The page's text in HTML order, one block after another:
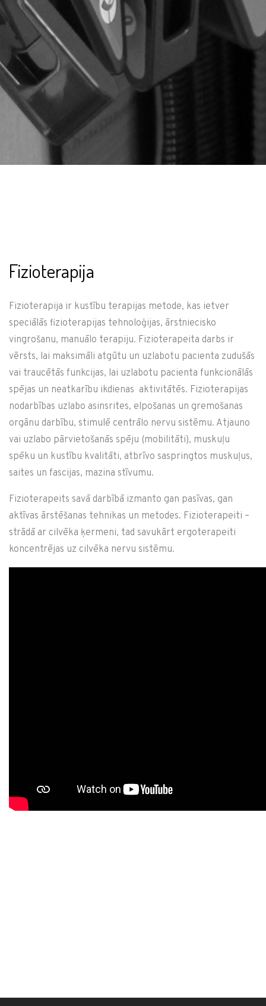
Fizioterapija
Fizioterapija ir kustību terapijas metode, kas ietver
speciālās fizioterapijas tehnoloģijas, ārstniecisko
vingrošanu, manuālo terapiju. Fizioterapeita darbs ir
vērsts, lai maksimāli atgūtu un uzlabotu pacienta zudušās
vai traucētās funkcijas, lai uzlabotu pacienta funkcionālās
spējas un neatkarību ikdienas aktivitātēs. Fizioterapijas
nodarbības uzlabo asinsrites, elpošanas un gremošanas
orgānu darbību, stimulē centrālo nervu sistēmu. Atjauno
vai uzlabo pārvietošanās spēju (mobilitāti), muskuļu
spēku un kustību kvalitāti, atbrīvo saspringtos muskuļus,
saites un fascijas, mazina stīvumu.
Fizioterapeits savā darbībā izmanto gan pasīvas, gan
aktīvas ārstēšanas tehnikas un metodes. Fizioterapeiti –
strādā ar cilvēka ķermeni, tad savukārt ergoterapeiti
koncentrējas uz cilvēka nervu sistēmu.